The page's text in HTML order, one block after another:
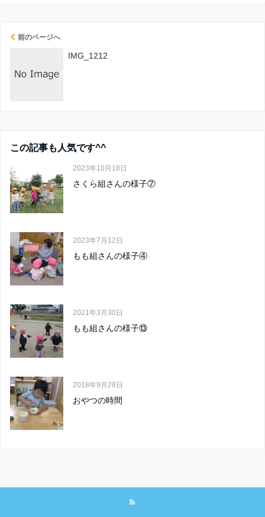
前のページへ
IMG_1212
この記事も人気です^^
2023年10月18日
さくら組さんの様子⑦
2023年7月12日
もも組さんの様子④
2021年3月30日
もも組さんの様子⑬
2018年9月28日
おやつの時間